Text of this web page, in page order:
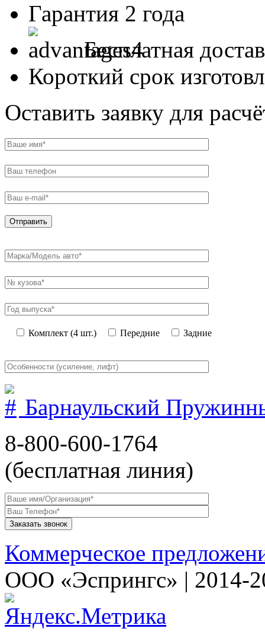
Гарантия 2 года
Бесплатная
Короткий срок
Оставить заявку для
Комплект (4 шт.) Передние Задние
Барнаульский
8-800-600-1764
(бесплатная линия)
Коммерческое
ООО «Эспрингс» | 2014-